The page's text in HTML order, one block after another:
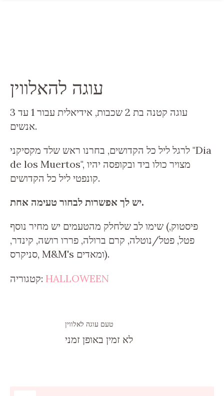
עוגה להאלווין
עוגה קטנה בת 2 שכבות, אידיאלית עבור 1 עד 3
אנשים.
לרגל ליל כל הקדושים, בחרנו ראש שלד מקסיקני "Dia
de los Muertos", מצויר כולו ביד ובקופסה יהיו
קונפטי ליל כל הקדושים.
יש לך אפשרות לבחור טעימה אחת.
שימו לב שלחלק מהטעמים יש מחיר נוסף (פיסטוק,
פטל, פטל/נוטלה, קרם ברולה, פררו רושה, קינדר,
סניקרס, M&M's ומאדים).
קטגוריה: HALLOWEEN
טעם עוגה לאלווין
לא זמין באופן זמני